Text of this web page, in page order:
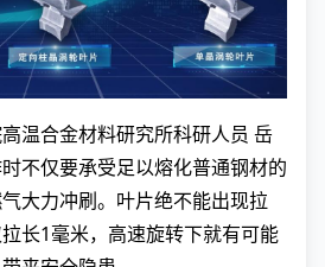
温合金材料研究所科研人员 岳
不仅要承受足以熔化普通钢材的
大力冲刷。叶片绝不能出现拉
长1毫米，高速旋转下就有可能